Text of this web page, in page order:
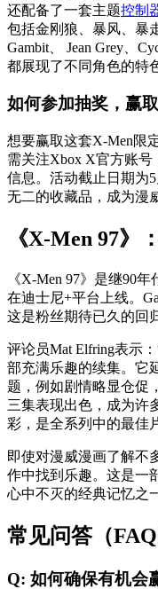
还配备了一套主题控制
包括金刚狼、暴风、暴
Gambit、 Jean Grey、
都展现了不同角色的特
如何参加抽奖，赢
想要赢取这套X-Men限
需关注Xbox X官方账号
信息。活动截止日期为
无二的收藏品，成为漫
《X-Men 97》
《X-Men 97》是继90
在迪士尼+平台上线。
这是粉丝期待已久的回
评论员Mat Elfring表示
部充满乐趣的续集。它
题，例如剧情略显仓促
三集表现出色，成为许
彩，是全系列中的最佳
即使对漫威漫画了解不
作中找到乐趣。这是一
心中不灭的经典记忆之
常见问答（FAQ
Q: 如何确保有机会